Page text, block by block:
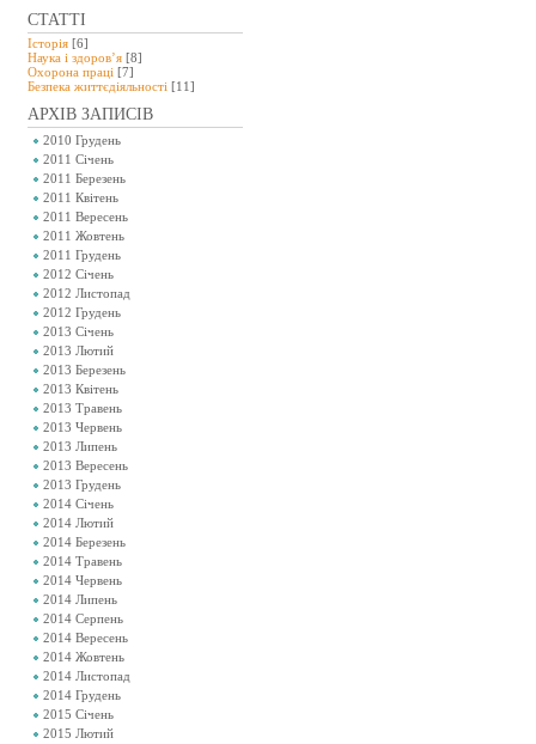
СТАТТІ
Історія [6]
Наука і здоров’я [8]
Охорона праці [7]
Безпeка життєдіяльності [11]
АРХІВ ЗАПИСІВ
2010 Грудень
2011 Січень
2011 Березень
2011 Квітень
2011 Вересень
2011 Жовтень
2011 Грудень
2012 Січень
2012 Листопад
2012 Грудень
2013 Січень
2013 Лютий
2013 Березень
2013 Квітень
2013 Травень
2013 Червень
2013 Липень
2013 Вересень
2013 Грудень
2014 Січень
2014 Лютий
2014 Березень
2014 Травень
2014 Червень
2014 Липень
2014 Серпень
2014 Вересень
2014 Жовтень
2014 Листопад
2014 Грудень
2015 Січень
2015 Лютий